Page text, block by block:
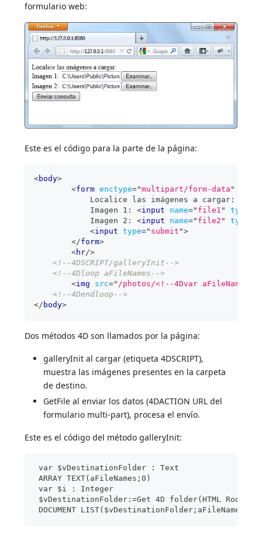
formulario web:
Este es el código para la parte de la página:
<body>
<form enctype="multipart/form-data "
Localice las imágenes a cargar:
Imagen 1: <input name=" file1 " type
Imagen 2: <input name=" file2 " type
<input type=" submit ">
</form>
<hr/>
<!--4DSCRIPT/galleryInit-->
<!--4Dloop aFileNames-->
<img src=" /photos/<!--4Dvar
<!--4Dendloop-->
</ body>
Dos métodos 4D son llamados por la página:
galleryInit al cargar (etiqueta 4DSCRIPT),
muestra las imágenes presentes en la carpeta
de destino.
GetFile al enviar los datos (4DACTION URL del
formulario multi-part), procesa el envío.
Este es el código del método galleryInit:
var $vDestinationFolder : Text
ARRAY TEXT(aFileNames;0)
var $i : Integer
$vDestinationFolder:=Get 4D folder(HTML Root
DOCUMENT LIST($vDestinationFolder;aFileNames)